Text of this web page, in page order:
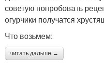
советую попробовать
огурчики получатся
Что возьмем:
читать дальше →